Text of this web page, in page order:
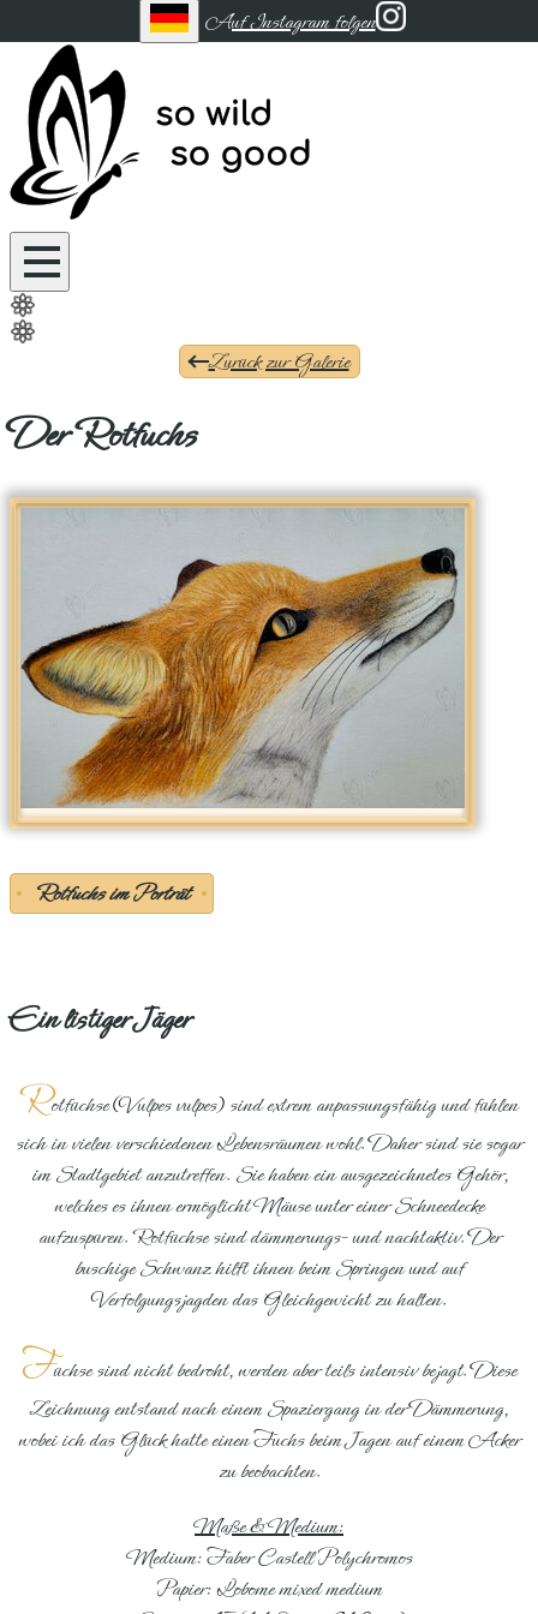
Auf Instagram folgen
Zurück zur Galerie
Der Rotfuchs
Rotfuchs im Porträt
Ein listiger Jäger
Rotfüchse(Vulpes vulpes)sind extrem anpassungsfähig und fühlen
sich in vielen verschiedenen Lebensräumen wohl. Daher sind sie sogar
im Stadtgebiet anzutreffen. Sie haben ein ausgezeichnetes Gehör,
welches es ihnen ermöglicht Mäuse unter einer Schneedecke
aufzuspüren. Rotfüchse sind dämmerungs- und nachtaktiv. Der
buschige Schwanz hilft ihnen beim Springen und auf
Verfolgungsjagden das Gleichgewicht zu halten.
Füchse sind nicht bedroht, werden aber teils intensiv bejagt. Diese
Zeichnung entstand nach einem Spaziergang in der Dämmerung,
wobei ich das Glück hatte einen Fuchs beim Jagen auf einem Acker
zu beobachten.
Maße & Medium:
Medium: Faber Castell Polychromos
Papier: Lobome mixed medium